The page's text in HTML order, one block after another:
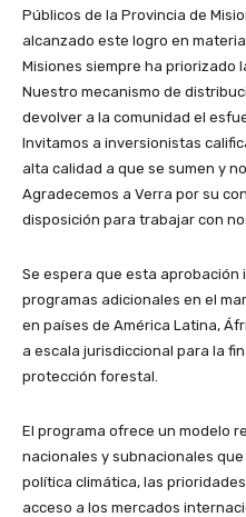
Públicos de la Provincia de
alcanzado este logro en
Misiones siempre ha priorizado
Nuestro mecanismo de
devolver a la comunidad el
Invitamos a inversionistas
alta calidad a que se sumen y
Agradecemos a Verra por su
disposición para trabajar con
Se espera que esta aprobación
programas adicionales en el
en países de América Latina,
a escala jurisdiccional para la
protección forestal.
El programa ofrece un modelo
nacionales y subnacionales
política climática, las
acceso a los mercados